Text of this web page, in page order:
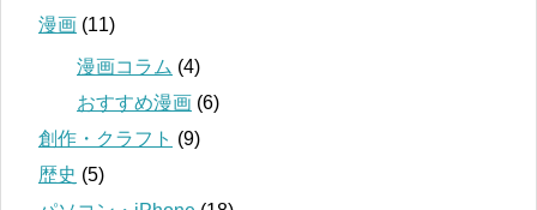
漫画 (11)
漫画コラム (4)
おすすめ漫画 (6)
創作・クラフト (9)
歴史 (5)